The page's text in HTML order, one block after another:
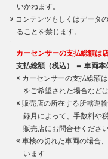
いかねます。
コンテンツもしくはデータ
ることを禁じます。
カーセンサーの支払総額は
支払総額（税込） ＝ 車両本
カーセンサーの支払総額
をご希望された場合など
販売店の所在する所轄運
録月によって、手数料や
販売店にお問合せくださ
車検の切れた車両の場合
います